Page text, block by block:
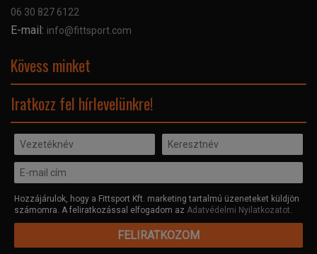
Adatvédelmi nyilatkozat
06 30 827 6122
E-mail: info@fittsport.com
Kövess minket
Iratkozz fel hírlevelünkre!
Hozzájárulok, hogy a Fittsport Kft. marketing tartalmú üzeneteket küldjön
számomra. A feliratkozással elfogadom az Adatvédelmi Nyilatkozatot.
FELIRATKOZOM